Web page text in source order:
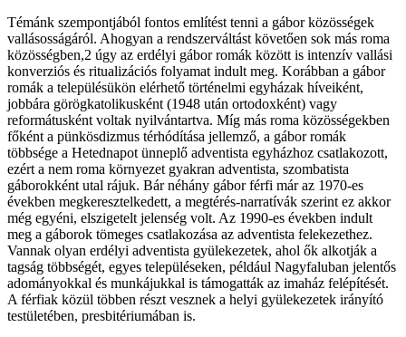
Témánk szempontjából fontos említést tenni a gábor közösségek
vallásosságáról. Ahogyan a rendszerváltást követően sok más roma
közösségben,2 úgy az erdélyi gábor romák között is intenzív vallási
konverziós és ritualizációs folyamat indult meg. Korábban a gábor
romák a településükön elérhető történelmi egyházak híveiként,
jobbára görögkatolikusként (1948 után ortodoxként) vagy
reformátusként voltak nyilvántartva. Míg más roma közösségekben
főként a pünkösdizmus térhódítása jellemző, a gábor romák
többsége a Hetednapot ünneplő adventista egyházhoz csatlakozott,
ezért a nem roma környezet gyakran adventista, szombatista
gáborokként utal rájuk. Bár néhány gábor férfi már az 1970-es
években megkeresztelkedett, a megtérés-narratívák szerint ez akkor
még egyéni, elszigetelt jelenség volt. Az 1990-es években indult
meg a gáborok tömeges csatlakozása az adventista felekezethez.
Vannak olyan erdélyi adventista gyülekezetek, ahol ők alkotják a
tagság többségét, egyes településeken, például Nagyfaluban jelentős
adományokkal és munkájukkal is támogatták az imaház felépítését.
A férfiak közül többen részt vesznek a helyi gyülekezetek irányító
testületében, presbitériumában is.